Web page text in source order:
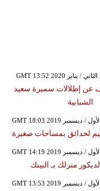
عن إطلالات سميرة سعيد
الشبابية
لحدائق بمساحات صغيرة